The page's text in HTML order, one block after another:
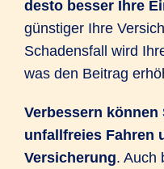
desto besser Ihre
günstiger Ihre
Schadensfall wird
was den Beitrag
Verbessern können
unfallfreies Fahren
Versicherung. Auch